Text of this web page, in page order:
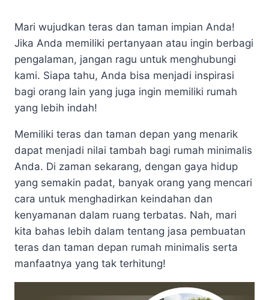
Mari wujudkan teras dan taman impian Anda!
Jika Anda memiliki pertanyaan atau ingin berbagi
pengalaman, jangan ragu untuk menghubungi
kami. Siapa tahu, Anda bisa menjadi inspirasi
bagi orang lain yang juga ingin memiliki rumah
yang lebih indah!
Memiliki teras dan taman depan yang menarik
dapat menjadi nilai tambah bagi rumah minimalis
Anda. Di zaman sekarang, dengan gaya hidup
yang semakin padat, banyak orang yang mencari
cara untuk menghadirkan keindahan dan
kenyamanan dalam ruang terbatas. Nah, mari
kita bahas lebih dalam tentang jasa pembuatan
teras dan taman depan rumah minimalis serta
manfaatnya yang tak terhitung!